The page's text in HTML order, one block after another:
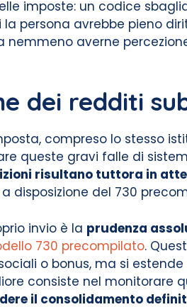
imposte: un codice
persona avrebbe pieno
nemmeno averne
dei redditi
compreso lo stesso
queste gravi falle di
risultano tuttora in
disposizione del 730
invio è la prudenza
730 precompilato.
o bonus, ma si
consiste nel monitorare
il consolidamento